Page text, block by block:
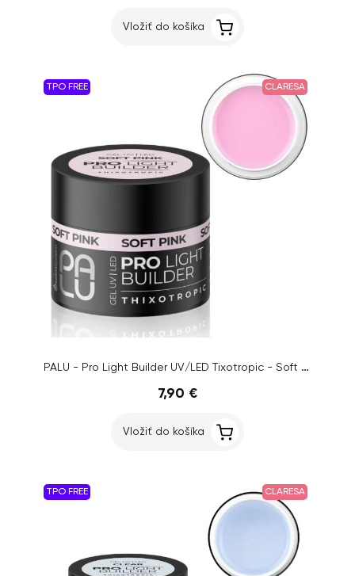
Vložiť do košíka
TPO FREE CLARESA
PALU - Pro Light Builder UV/LED Tixotropic - Soft Pink, 45g
7,90 €
Vložiť do košíka
TPO FREE CLARESA